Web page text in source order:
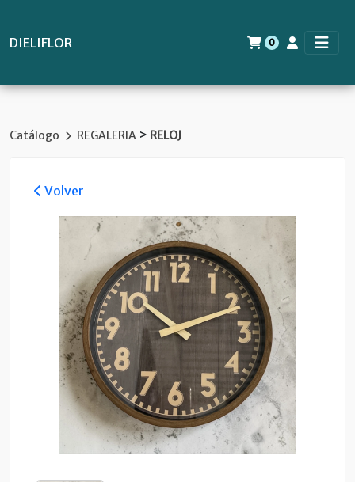
DIELIFLOR 0
Catálogo REGALERIA > RELOJ
Volver